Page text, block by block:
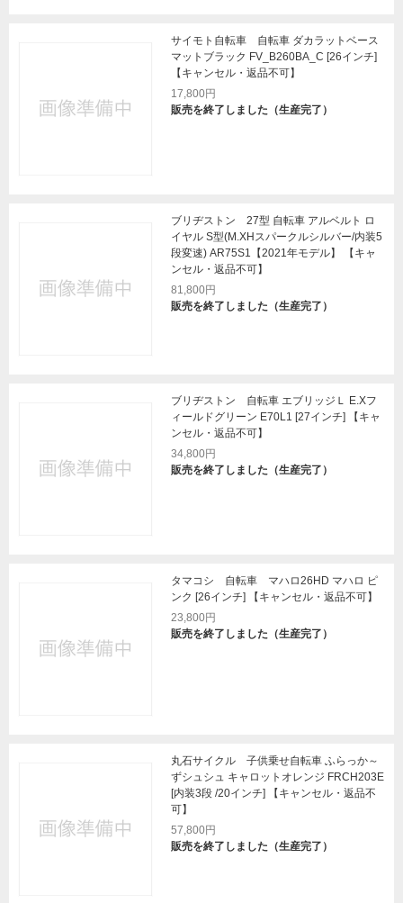
サイモト自転車 自転車 ダカラットベース
マットブラック FV_B260BA_C [26インチ]
【キャンセル・返品不可】
17,800円
販売を終了しました（生産完了）
ブリヂストン 27型 自転車 アルベルト ロ
イヤル S型(M.XHスパークルシルバー/内装5
段変速) AR75S1【2021年モデル】 【キャ
ンセル・返品不可】
81,800円
販売を終了しました（生産完了）
ブリヂストン 自転車 エブリッジＬ E.Xフ
ィールドグリーン E70L1 [27インチ] 【キャ
ンセル・返品不可】
34,800円
販売を終了しました（生産完了）
タマコシ 自転車 マハロ26HD マハロ ピ
ンク [26インチ] 【キャンセル・返品不可】
23,800円
販売を終了しました（生産完了）
丸石サイクル 子供乗せ自転車 ふらっか～
ずシュシュ キャロットオレンジ FRCH203E
[内装3段 /20インチ] 【キャンセル・返品不
可】
57,800円
販売を終了しました（生産完了）